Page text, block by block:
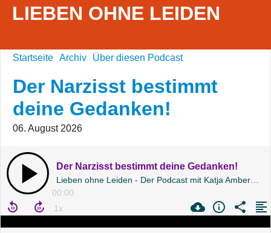
LIEBEN OHNE LEIDEN
Startseite Archiv Über diesen Podcast
Der Narzisst bestimmt
deine Gedanken!
06. August 2026
Der Narzisst bestimmt deine Gedanken!
00:00